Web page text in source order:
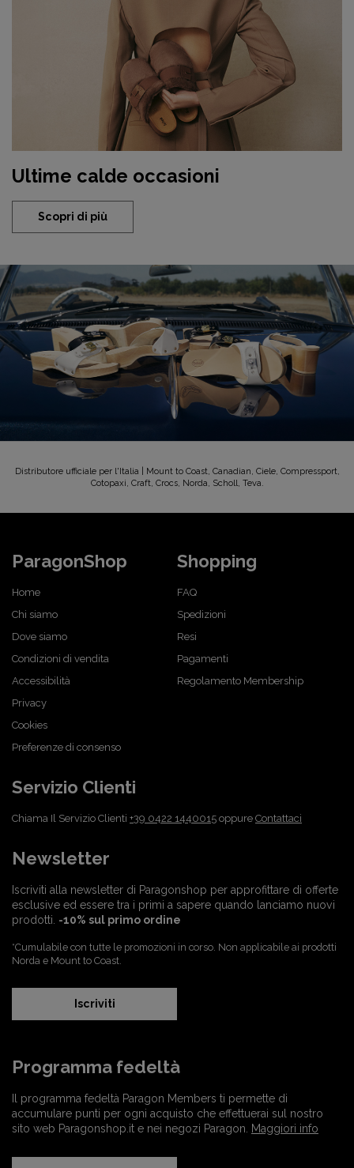
Ultime calde occasioni
Scopri di più
Distributore ufficiale per l'Italia | Mount to Coast, Canadian, Ciele, Compressport,
Cotopaxi, Craft, Crocs, Norda, Scholl, Teva.
ParagonShop
Home
Chi siamo
Dove siamo
Condizioni di vendita
Accessibilità
Privacy
Cookies
Preferenze di consenso
Shopping
FAQ
Spedizioni
Resi
Pagamenti
Regolamento Membership
Servizio Clienti
Chiama Il Servizio Clienti +39 0422 1440015 oppure Contattaci
Newsletter
Iscriviti alla newsletter di Paragonshop per approfittare di offerte
esclusive ed essere tra i primi a sapere quando lanciamo nuovi
prodotti. -10% sul primo ordine
*Cumulabile con tutte le promozioni in corso. Non applicabile ai prodotti
Norda e Mount to Coast.
Iscriviti
Programma fedeltà
Il programma fedeltà Paragon Members ti permette di
accumulare punti per ogni acquisto che effettuerai sul nostro
sito web Paragonshop.it e nei negozi Paragon.
Maggiori info